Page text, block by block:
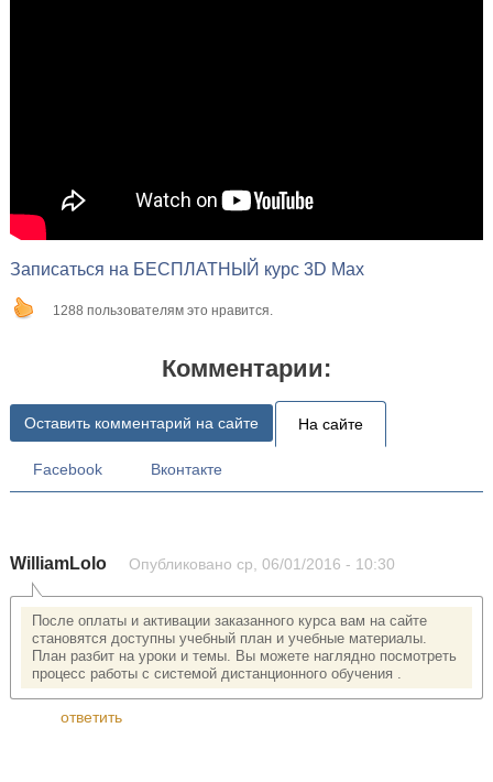
Записаться на БЕСПЛАТНЫЙ курс 3D Max
1288 пользователям это нравится.
Комментарии:
Оставить комментарий на сайте На сайте
Facebook Вконтакте
WilliamLolo Опубликовано ср, 06/01/2016 - 10:30
После оплаты и активации заказанного курса вам на сайте
становятся доступны учебный план и учебные материалы.
План разбит на уроки и темы. Вы можете наглядно посмотреть
процесс работы с системой дистанционного обучения .
ответить